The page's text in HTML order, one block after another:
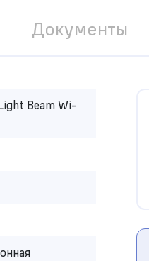
Документы
Beam Wi-